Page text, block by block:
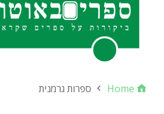
Home ספרות גרמנית